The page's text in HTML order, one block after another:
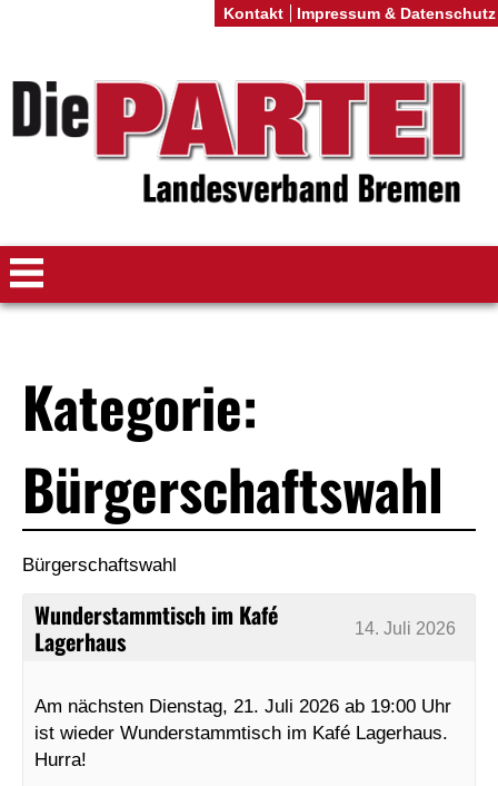
Kategorie:
Bürgerschaftswahl
Bürgerschaftswahl
Wunderstammtisch im Kafé
Lagerhaus
14. Juli 2026
Am nächsten Dienstag, 21. Juli 2026 ab 19:00 Uhr
ist wieder Wunderstammtisch im Kafé Lagerhaus.
Hurra!
Kontakt Impressum & Datenschutz